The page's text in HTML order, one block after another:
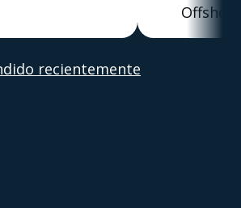
recientemente